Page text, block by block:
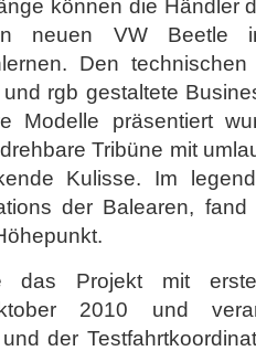
können die Händler
neuen VW Beetle
Den
rgb gestaltete
Modelle präsentiert
Tribüne mit
Kulisse. Im
der Balearen,
das Projekt mit
2010 und
der